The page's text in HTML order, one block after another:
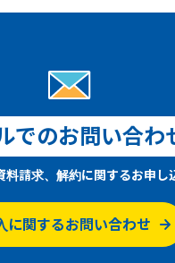
でのお問い合わ
料請求、解約に関するお申し
に関するお問い合わせ